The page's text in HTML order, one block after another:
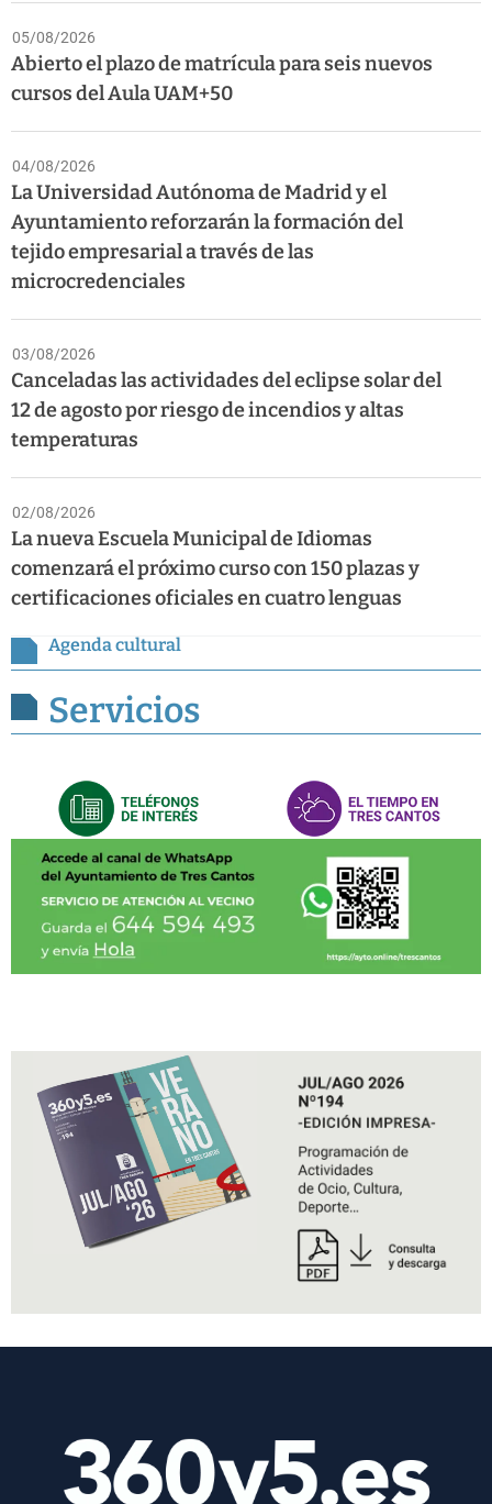
05/08/2026
Abierto el plazo de matrícula para seis nuevos
cursos del Aula UAM+50
04/08/2026
La Universidad Autónoma de Madrid y el
Ayuntamiento reforzarán la formación del
tejido empresarial a través de las
microcredenciales
03/08/2026
Canceladas las actividades del eclipse solar del
12 de agosto por riesgo de incendios y altas
temperaturas
02/08/2026
La nueva Escuela Municipal de Idiomas
comenzará el próximo curso con 150 plazas y
certificaciones oficiales en cuatro lenguas
Agenda cultural
Servicios